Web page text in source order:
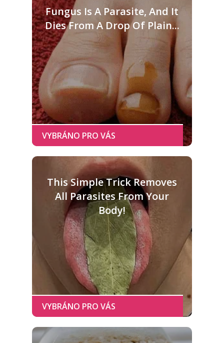
Fungus Is A Parasite, And It
Dies From A Drop Of Plain...
This Simple Trick Removes
All Parasites From Your
Body!